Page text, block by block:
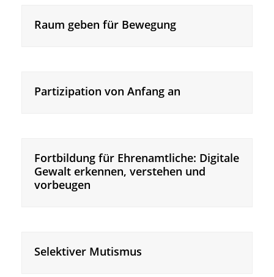
Raum geben für Bewegung
Partizipation von Anfang an
Fortbildung für Ehrenamtliche: Digitale
Gewalt erkennen, verstehen und
vorbeugen
Selektiver Mutismus